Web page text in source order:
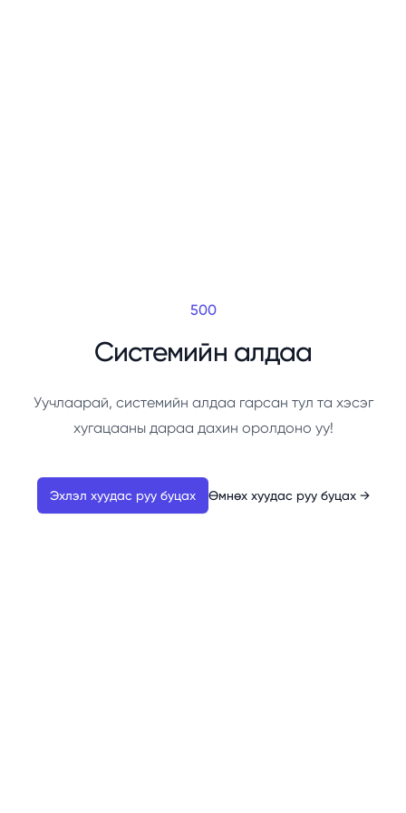
500
Системийн алдаа
Уучлаарай, системийн алдаа гарсан тул та хэсэг
хугацааны дараа дахин оролдоно уу!
Эхлэл хуудас руу буцах Өмнөх хуудас руу буцах →